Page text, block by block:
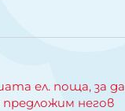
ел. поща, за да
негов